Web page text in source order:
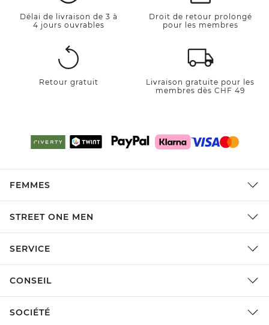
Délai de livraison de 3 à
4 jours ouvrables
Droit de retour prolongé
pour les membres
Retour gratuit
Livraison gratuite pour les
membres dès CHF 49
FEMMES
STREET ONE MEN
SERVICE
CONSEIL
SOCIÉTÉ